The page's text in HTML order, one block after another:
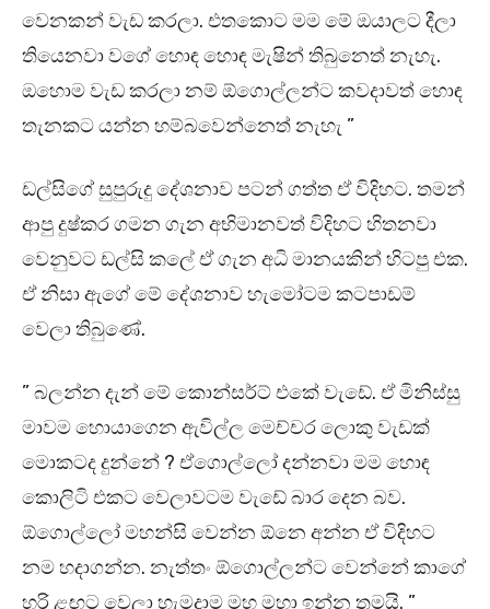
වෙනකන් වැඩ කරලා. එතකොට මම මේ ඔයාලට දීලා
තියෙනවා වගේ හොඳ හොඳ මැෂින් තිබුනෙත් නැහැ.
ඔහොම වැඩ කරලා නම් ඕගොල්ලන්ට කවදාවත් හොඳ
තැනකට යන්න හම්බවෙන්නෙත් නැහැ ”
ඩල්සිගේ සුපුරුදු දේශනාව පටන් ගත්ත ඒ විදිහට. තමන්
ආපු දුෂ්කර ගමන ගැන අභිමානවත් විදිහට හිතනවා
වෙනුවට ඩල්සි කලේ ඒ ගැන අධි මානයකින් හිටපු එක.
ඒ නිසා ඇගේ මේ දේශනාව හැමෝටම කටපාඩම්
වෙලා තිබුණේ.
” බලන්න දැන් මේ කොන්සර්ට් එකේ වැඩේ. ඒ මිනිස්සු
මාවම හොයාගෙන ඇවිල්ල මෙච්චර ලොකු වැඩක්
මොකටද දුන්නේ ? ඒගොල්ලෝ දන්නවා මම හොඳ
කොලිටි එකට වෙලාවටම වැඩේ බාර දෙන බව.
ඕගොල්ලෝ මහන්සි වෙන්න ඕනෙ අන්න ඒ විදිහට
නම හදාගන්න. නැත්තං ඕගොල්ලන්ට වෙන්නේ කාගේ
හරි ළඟට වෙලා හැමදාම මහ මහා ඉන්න තමයි. ”